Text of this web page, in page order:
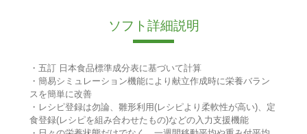
ソフト詳細説明
・五訂 日本食品標準成分表に基づいて計算
・簡易シミュレーション機能により献立作成時に栄養バラン
スを簡単に改善
・レシピ登録は勿論、雛形利用(レシピより柔軟性が高い)、定
食登録(レシピを組み合わせたもの)などの入力支援機能